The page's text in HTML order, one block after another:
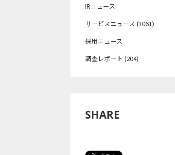
IRニュース
サービスニュース (1061)
採用ニュース
調査レポート (204)
SHARE